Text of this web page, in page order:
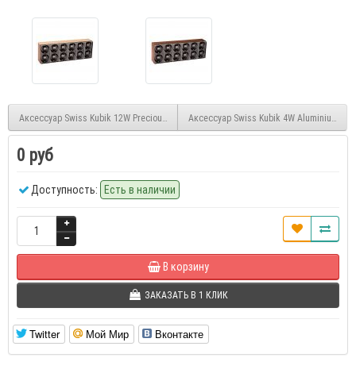
Аксессуар Swiss Kubik 12W Precious Wood Macassar/Gold Wenge
Аксессуар Swiss Kubik 4W Aluminium
0 руб
Доступность: Есть в наличии
В корзину
ЗАКАЗАТЬ В 1 КЛИК
Twitter Мой Мир Вконтакте